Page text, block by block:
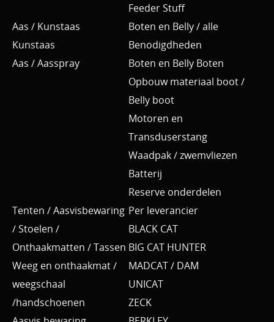
Feeder Stuff
Aas / Kunstaas
Kunstaas
Aas / Aasspray
Boten en Belly / alle
Benodigdheden
Boten en Belly Boten
Opbouw materiaal boot /
Belly boot
Motoren en
Transduserstang
Waadpak / zwemvliezen
Batterij
Reserve onderdelen
Tenten / Aasvisbewaring
/ Stoelen /
Onthaakmatten / Tassen
Weeg en onthaakmat /
weegschaal
/handschoenen
Per leverancier
BLACK CAT
BIG CAT HUNTER
MADCAT / DAM
UNICAT
ZECK